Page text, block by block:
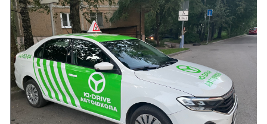
управления!